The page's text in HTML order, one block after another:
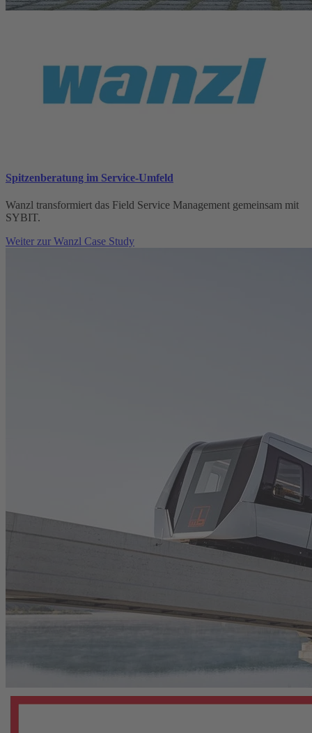
Spitzenberatung im Service-Umfeld
Wanzl transformiert das Field Service Management gemeinsam mit
SYBIT.
Weiter zur Wanzl Case Study